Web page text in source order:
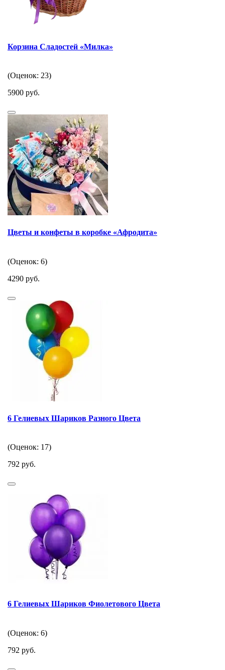
Корзина Сладостей «Милка»
(Оценок: 23)
5900 руб.
Цветы и конфеты в коробке «Афродита»
(Оценок: 6)
4290 руб.
6 Гелиевых Шариков Разного Цвета
(Оценок: 17)
792 руб.
6 Гелиевых Шариков Фиолетового Цвета
(Оценок: 6)
792 руб.